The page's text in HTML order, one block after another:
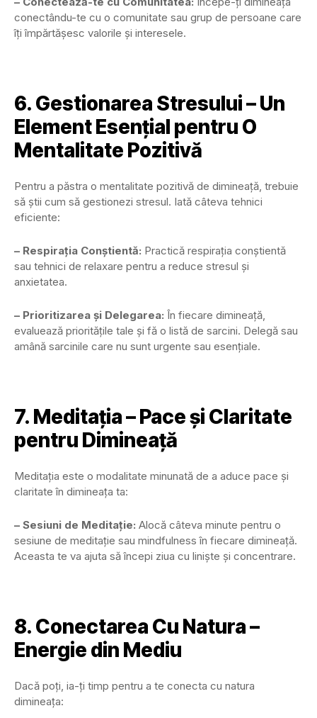
conectându-te cu o comunitate sau grup de persoane care
îți împărtășesc valorile și interesele.
6. Gestionarea Stresului – Un
Element Esențial pentru O
Mentalitate Pozitivă
Pentru a păstra o mentalitate pozitivă de dimineață, trebuie
să știi cum să gestionezi stresul. Iată câteva tehnici
eficiente:
– Respirația Conștientă: Practică respirația conștientă
sau tehnici de relaxare pentru a reduce stresul și
anxietatea.
– Prioritizarea și Delegarea: În fiecare dimineață,
evaluează prioritățile tale și fă o listă de sarcini. Delegă sau
amână sarcinile care nu sunt urgente sau esențiale.
7. Meditația – Pace și Claritate
pentru Dimineață
Meditația este o modalitate minunată de a aduce pace și
claritate în dimineața ta:
– Sesiuni de Meditație: Alocă câteva minute pentru o
sesiune de meditație sau mindfulness în fiecare dimineață.
Aceasta te va ajuta să începi ziua cu liniște și concentrare.
8. Conectarea Cu Natura –
Energie din Mediu
Dacă poți, ia-ți timp pentru a te conecta cu natura
dimineața: